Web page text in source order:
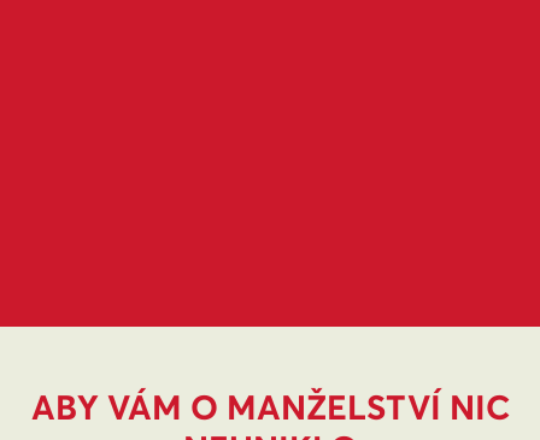
ABY VÁM O MANŽELSTVÍ NIC